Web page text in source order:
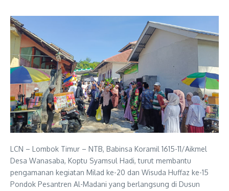
LCN – Lombok Timur – NTB, Babinsa Koramil 1615-11/Aikmel
Desa Wanasaba, Koptu Syamsul Hadi, turut membantu
pengamanan kegiatan Milad ke-20 dan Wisuda Huffaz ke-15
Pondok Pesantren Al-Madani yang berlangsung di Dusun